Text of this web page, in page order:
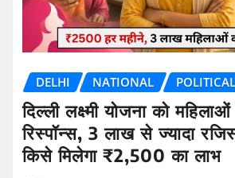
DELHI NATIONAL POLITICAL
दिल्ली लक्ष्मी योजना को
रिस्पॉन्स, 3 लाख से ज्यादा
किसे मिलेगा ₹2,500 का लाभ